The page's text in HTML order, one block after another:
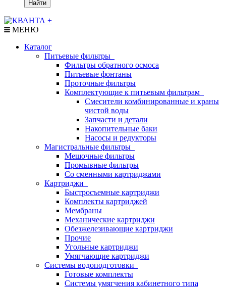
Найти
МЕНЮ
Каталог
Питьевые фильтры
Фильтры обратного осмоса
Питьевые фонтаны
Проточные фильтры
Комплектующие к питьевым фильтрам
Смесители комбинированные и краны
чистой воды
Запчасти и детали
Накопительные баки
Насосы и редукторы
Магистральные фильтры
Мешочные фильтры
Промывные фильтры
Со сменными картриджами
Картриджи
Быстросъемные картриджи
Комплекты картриджей
Мембраны
Механические картриджи
Обезжелезивающие картриджи
Прочие
Угольные картриджи
Умягчающие картриджи
Системы водоподготовки
Готовые комплекты
Системы умягчения кабинетного типа